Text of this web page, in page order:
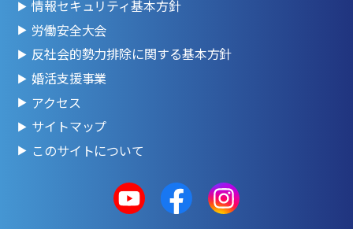
情報セキュリティ基本方針
労働安全大会
反社会的勢力排除に関する基本方針
婚活支援事業
アクセス
サイトマップ
このサイトについて